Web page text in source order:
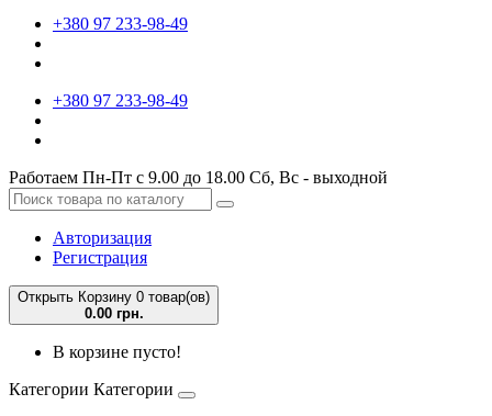
+380 97 233-98-49
+380 97 233-98-49
Работаем Пн-Пт с 9.00 до 18.00 Сб, Вс - выходной
Авторизация
Регистрация
Открыть Корзину 0 товар(ов)
0.00 грн.
В корзине пусто!
Категории Категории